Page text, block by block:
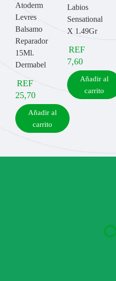
Atoderm
Levres
Balsamo
Reparador
15Ml.
Dermabel
REF
25,70
Añadir al
carrito
Labios
Sensational
X 1.49Gr
REF
7,60
Añadir al
carrito